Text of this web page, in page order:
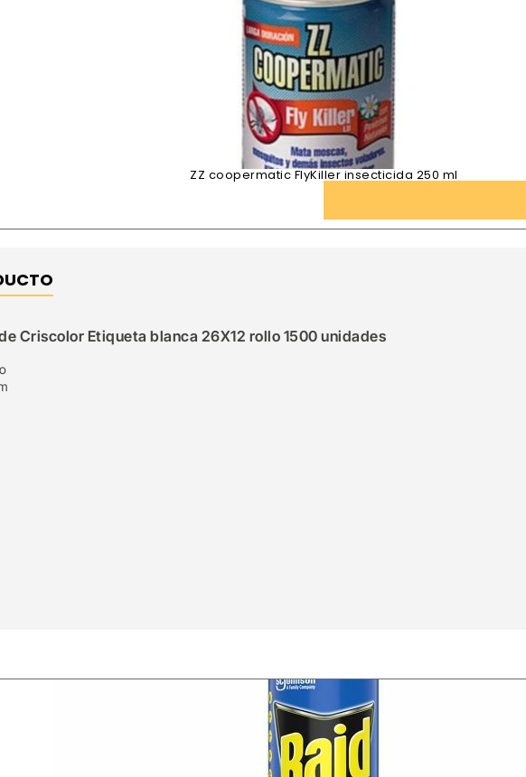
ZZ coopermatic FlyKiller insecticida 250 ml
Criscolor Etiqueta blanca 26X12 rollo 1500 unidades